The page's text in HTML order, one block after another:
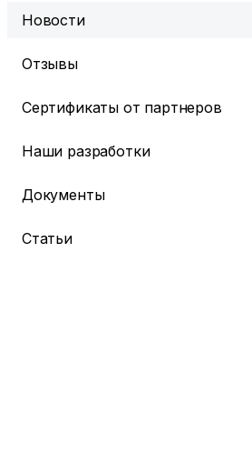
Новости
Отзывы
Сертификаты от партнеров
Наши разработки
Документы
Статьи